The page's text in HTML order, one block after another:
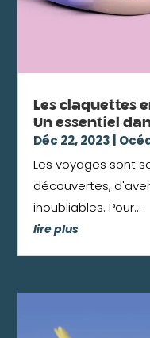
Les claquettes
Un essentiel
Déc 22, 2023
Les voyages sont
découvertes,
inoubliables. Pour...
lire plus